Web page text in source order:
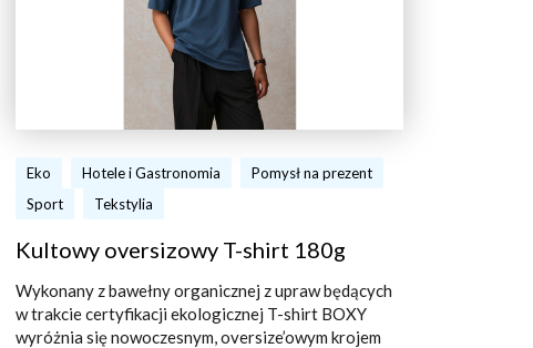
Eko Hotele i Gastronomia
Pomysł na prezent
Sport
Tekstylia
Kultowy oversizowy T-shirt 180g
Wykonany z bawełny organicznej z upraw będących
w trakcie certyfikacji ekologicznej T-shirt BOXY
wyróżnia się nowoczesnym, oversize’owym krojem